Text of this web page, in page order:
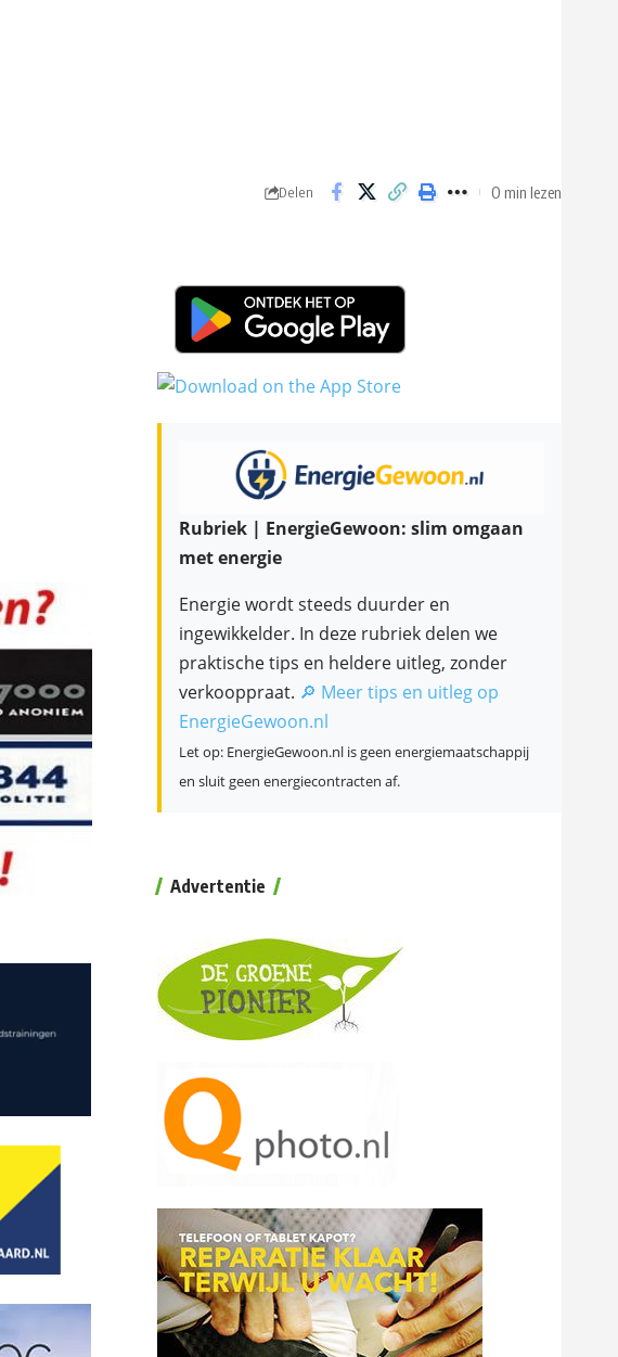
Delen 0 min lezen
Rubriek | EnergieGewoon: slim omgaan
met energie
Energie wordt steeds duurder en
ingewikkelder. In deze rubriek delen we
praktische tips en heldere uitleg, zonder
verkooppraat. 🔎 Meer tips en uitleg op
EnergieGewoon.nl
Let op: EnergieGewoon.nl is geen energiemaatschappij
en sluit geen energiecontracten af.
Advertentie